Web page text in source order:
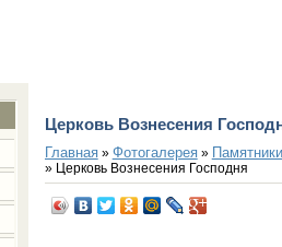
Церковь Вознесения
Главная» Фотогалерея»
» Церковь Вознесения Господня